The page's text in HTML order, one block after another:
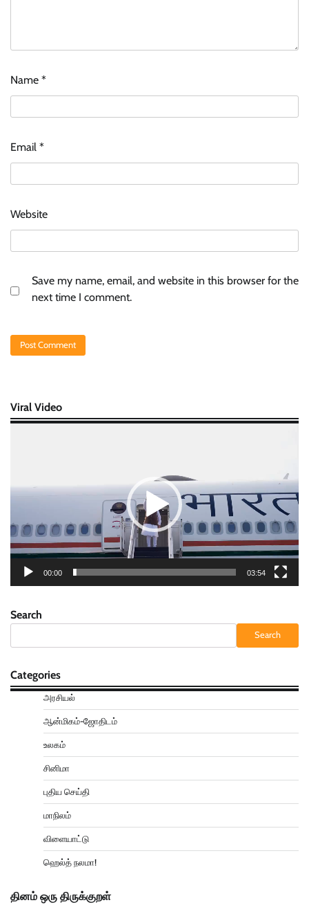
Name *
Email *
Website
Save my name, email, and website in this browser for the
next time I comment.
Viral Video
00:00 03:54
Search
Search
Categories
அரசியல்
ஆன்மிகம்-ஜோதிடம்
உலகம்
சினிமா
புதிய செய்தி
மாநிலம்
விளையாட்டு
ஹெல்த் நலமா!
தினம் ஒரு திருக்குறள்